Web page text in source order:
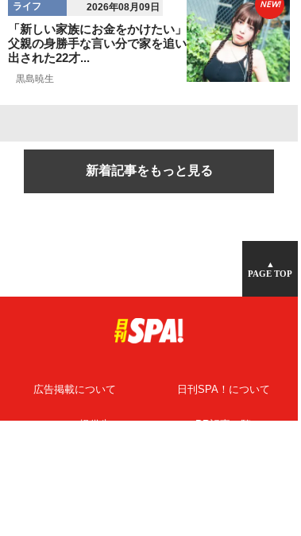
ライフ 2026年08月09日
「新しい家族にお金をかけたい」
父親の身勝手な言い分で家を追い
出された22才...
黒島暁生
NEW!
新着記事をもっと見る
▲
PAGE TOP
広告掲載について 日刊SPA！について
ニュース提供先 PR記事一覧